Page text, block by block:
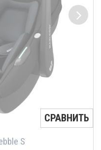
СРАВНИТЬ
S